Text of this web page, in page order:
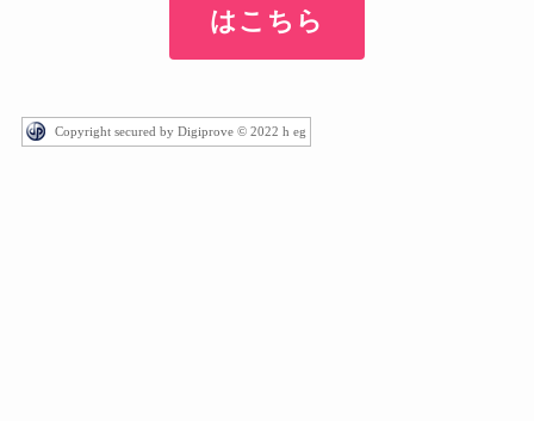
はこちら
Copyright secured by Digiprove © 2022 h eg